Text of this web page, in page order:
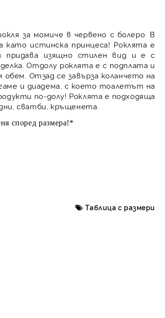
за момиче в червено с болеро. В
като истинска принцеса! Роклята е
изящно стилен вид и е с
Отдолу роклята е с подплата и
Отзад се завърза коланчето на
и диадема, с което тоалетът на
по-долу! Роклята е подходяща
сватби, кръщенета.
според размера!*
Таблица с размери